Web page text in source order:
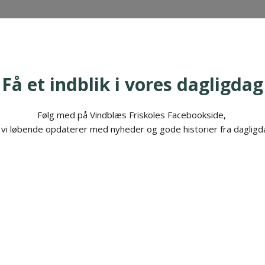
Få et indblik i vores dagligdag
Følg med på Vindblæs Friskoles Facebookside,
løbende opdaterer med nyheder og gode historier fra